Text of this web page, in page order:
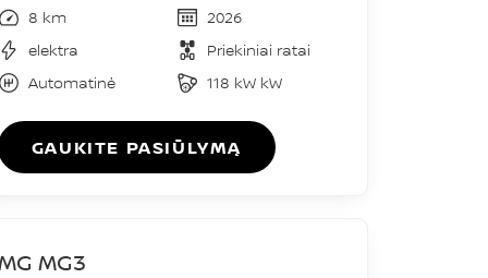
8 km
2026
elektra
Priekiniai ratai
Automatinė
118 kW kW
GAUKITE PASIŪLYMĄ
MG3